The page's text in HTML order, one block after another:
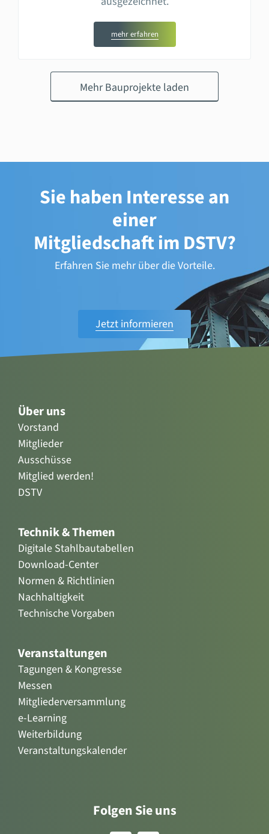
mehr erfahren
Mehr Bauprojekte laden
Sie haben Interesse an
einer
Mitgliedschaft im DSTV?
Erfahren Sie mehr über die Vorteile.
Jetzt informieren
Über uns
Vorstand
Mitglieder
Ausschüsse
Mitglied werden!
DSTV
Technik & Themen
Digitale Stahlbautabellen
Download-Center
Normen & Richtlinien
Nachhaltigkeit
Technische Vorgaben
Veranstaltungen
Tagungen & Kongresse
Messen
Mitgliederversammlung
e-Learning
Weiterbildung
Veranstaltungskalender
Folgen Sie uns